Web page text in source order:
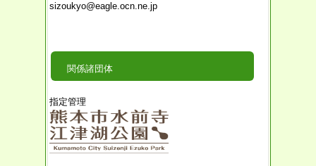
sizoukyo@eagle.ocn.ne.jp
関係諸団体
指定管理